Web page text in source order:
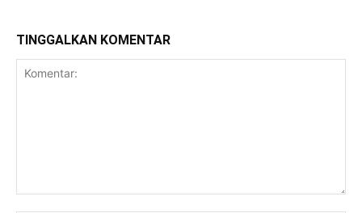
TINGGALKAN KOMENTAR